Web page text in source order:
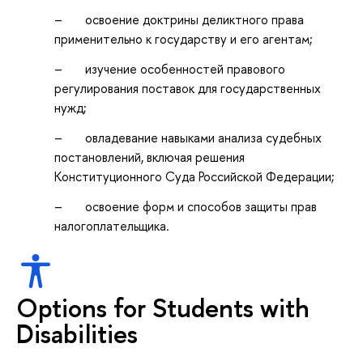
– освоение доктрины деликтного права
применительно к государству и его агентам;
– изучение особенностей правового
регулирования поставок для государственных
нужд;
– овладевание навыками анализа судебных
постановлений, включая решения
Конституционного Суда Российской Федерации;
– освоение форм и способов защиты прав
налогоплательщика.
Options for Students with
Disabilities